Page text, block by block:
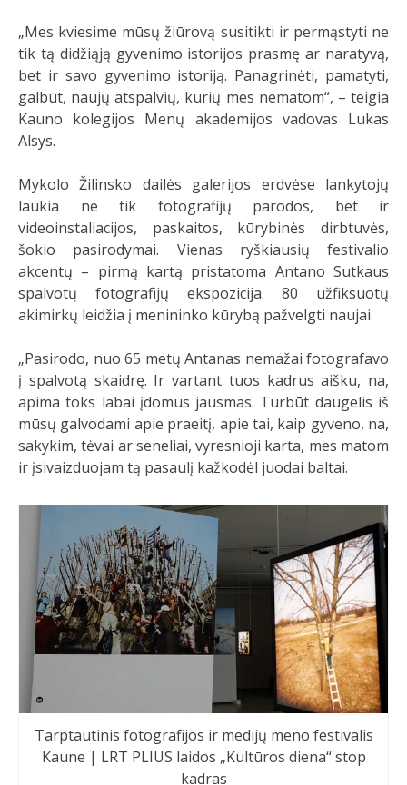
„Mes kviesime mūsų žiūrovą susitikti ir permąstyti ne
tik tą didžiąją gyvenimo istorijos prasmę ar naratyvą,
bet ir savo gyvenimo istoriją. Panagrinėti, pamatyti,
galbūt, naujų atspalvių, kurių mes nematom“, – teigia
Kauno kolegijos Menų akademijos vadovas Lukas
Alsys.
Mykolo Žilinsko dailės galerijos erdvėse lankytojų
laukia ne tik fotografijų parodos, bet ir
videoinstaliacijos, paskaitos, kūrybinės dirbtuvės,
šokio pasirodymai. Vienas ryškiausių festivalio
akcentų – pirmą kartą pristatoma Antano Sutkaus
spalvotų fotografijų ekspozicija. 80 užfiksuotų
akimirkų leidžia į menininko kūrybą pažvelgti naujai.
„Pasirodo, nuo 65 metų Antanas nemažai fotografavo
į spalvotą skaidrę. Ir vartant tuos kadrus aišku, na,
apima toks labai įdomus jausmas. Turbūt daugelis iš
mūsų galvodami apie praeitį, apie tai, kaip gyveno, na,
sakykim, tėvai ar seneliai, vyresnioji karta, mes matom
ir įsivaizduojam tą pasaulį kažkodėl juodai baltai.
Tarptautinis fotografijos ir medijų meno festivalis
Kaune | LRT PLIUS laidos „Kultūros diena“ stop
kadras